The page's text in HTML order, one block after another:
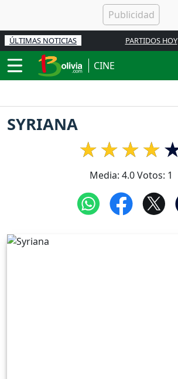
ÚLTIMAS NOTICIAS PARTIDOS HOY
CINE
SYRIANA
Media: 4.0Votos: 1